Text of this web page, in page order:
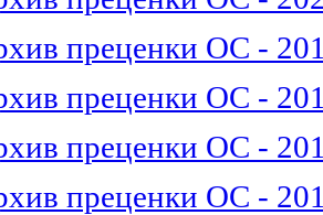
преценки ОС -
преценки ОС -
преценки ОС -
преценки ОС -